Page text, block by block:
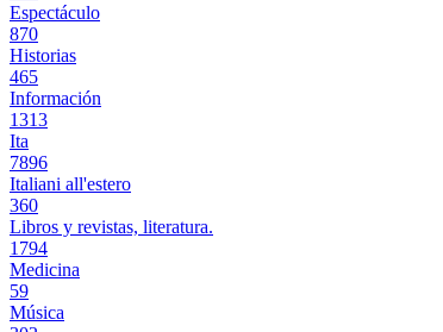
Espectáculo
870
Historias
465
Información
1313
Ita
7896
Italiani all'estero
360
Libros y revistas, literatura.
1794
Medicina
59
Música